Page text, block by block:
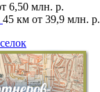
6,50 млн. р.
45 км от 39,9 млн. р.